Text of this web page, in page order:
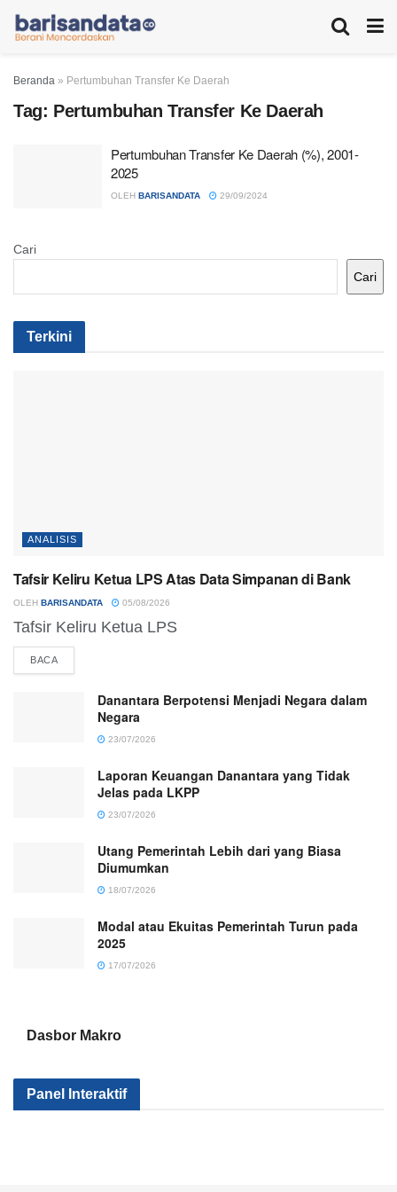
Beranda » Pertumbuhan Transfer Ke Daerah
Tag: Pertumbuhan Transfer Ke Daerah
Pertumbuhan Transfer Ke Daerah (%), 2001-
2025
OLEH BARISANDATA 29/09/2024
Cari
Cari
Terkini
ANALISIS
Tafsir Keliru Ketua LPS Atas Data Simpanan di Bank
OLEH BARISANDATA 05/08/2026
Tafsir Keliru Ketua LPS
BACADETAILS
Danantara Berpotensi Menjadi Negara dalam
Negara
23/07/2026
Laporan Keuangan Danantara yang Tidak
Jelas pada LKPP
23/07/2026
Utang Pemerintah Lebih dari yang Biasa
Diumumkan
18/07/2026
Modal atau Ekuitas Pemerintah Turun pada
2025
17/07/2026
Dasbor Makro
Panel Interaktif
Kenapa Sektor
Industri Kita Tak